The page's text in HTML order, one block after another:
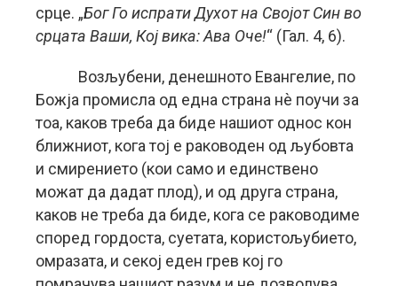
срце. „Бог Го испрати Духот на Својот Син во
срцата Ваши, Кој вика: Ава Оче!“ (Гал. 4, 6).
Возљубени, денешното Евангелие, по
Божја промисла од една страна нѐ поучи за
тоа, каков треба да биде нашиот однос кон
ближниот, кога тој е раководен од љубовта
и смирението (кои само и единствено
можат да дадат плод), и од друга страна,
каков не треба да биде, кога се раководиме
според гордоста, суетата, користољубието,
омразата, и секој еден грев кој го